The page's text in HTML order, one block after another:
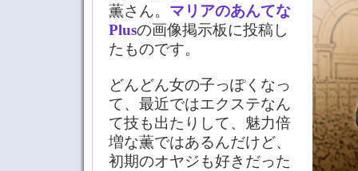
薫さん。 マリアのあんてな
Plusの画像掲示板に投稿し
たものです。
どんどん女の子っぽくなっ
て、最近ではエクステなん
て技も出たりして、魅力倍
増な薫ではあるんだけど、
初期のオヤジも好きだった